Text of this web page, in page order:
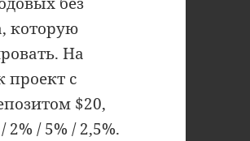
которую
На
проект с
$20,
/ 5% / 2,5%.